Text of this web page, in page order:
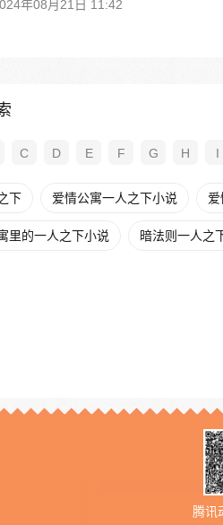
年08月21日 11:42
C D E F G H I
下 爱情公寓一人之下小说
里的一人之下小说 暗法则一人之
腾讯